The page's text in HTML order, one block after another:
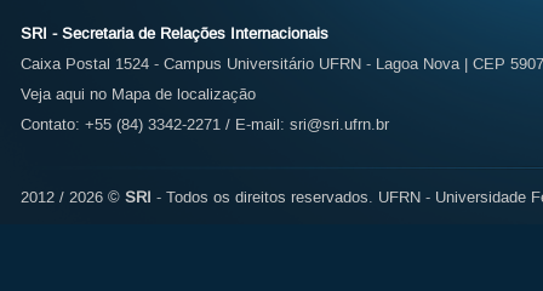
SRI - Secretaria de Relações Internacionais
Caixa Postal 1524 - Campus Universitário UFRN - Lagoa Nova | CEP
Veja aqui no Mapa de localização
Contato: +55 (84) 3342-2271 / E-mail: sri@sri.ufrn.br
2012 / 2026 © SRI - Todos os direitos reservados. UFRN - Universidade